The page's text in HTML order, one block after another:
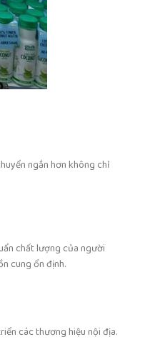
ngắn hơn không chỉ
chất lượng của người
cung ổn định.
các thương hiệu nội địa.